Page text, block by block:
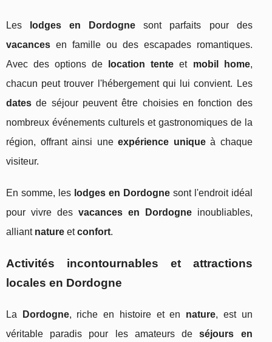
Les lodges en Dordogne sont parfaits pour des
vacances en famille ou des escapades romantiques.
Avec des options de
location tente et mobil home,
chacun peut trouver l'hébergement qui lui convient. Les
dates de séjour peuvent être choisies en fonction des
nombreux événements culturels et gastronomiques de la
région, offrant ainsi uneexpérience uniqueà chaque
visiteur.
En somme, les lodges en Dordognesont l'endroit idéal
pour vivre des vacances en Dordogneinoubliables,
alliant nature etconfort.
Activités incontournables et attractions
locales en Dordogne
La Dordogne, riche en histoire et en nature, est un
véritable paradis pour les amateurs deséjours en